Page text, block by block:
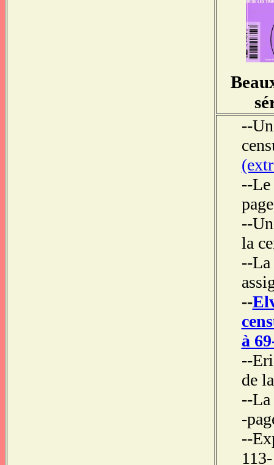
--
--Le
--
la
--La
--
à
--
de
--La
-
--
113-